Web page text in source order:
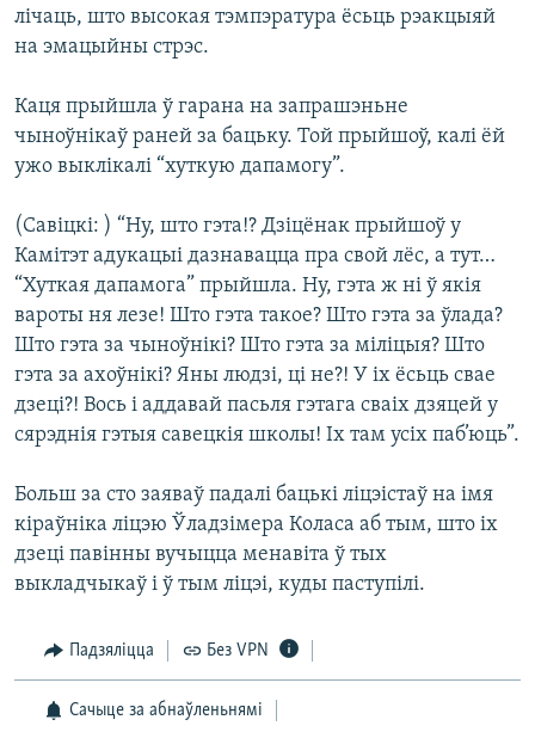
лічаць, што высокая тэмпэратура ёсьць рэакцыяй
на эмацыйны стрэс.
Каця прыйшла ў гарана на запрашэньне
чыноўнікаў раней за бацьку. Той прыйшоў, калі ёй
ужо выклікалі “хуткую дапамогу”.
(Савіцкі: ) “Ну, што гэта!? Дзіцёнак прыйшоў у
Камітэт адукацыі дазнавацца пра свой лёс, а тут…
“Хуткая дапамога” прыйшла. Ну, гэта ж ні ў якія
вароты ня лезе! Што гэта такое? Што гэта за ўлада?
Што гэта за чыноўнікі? Што гэта за міліцыя? Што
гэта за ахоўнікі? Яны людзі, ці не?! У іх ёсьць свае
дзеці?! Вось і аддавай пасьля гэтага сваіх дзяцей у
сярэднія гэтыя савецкія школы! Іх там усіх паб’юць”.
Больш за сто заяваў падалі бацькі ліцэістаў на імя
кіраўніка ліцэю Ўладзімера Коласа аб тым, што іх
дзеці павінны вучыцца менавіта ў тых
выкладчыкаў і ў тым ліцэі, куды паступілі.
Падзяліцца Без VPN
Сачыце за абнаўленьнямі